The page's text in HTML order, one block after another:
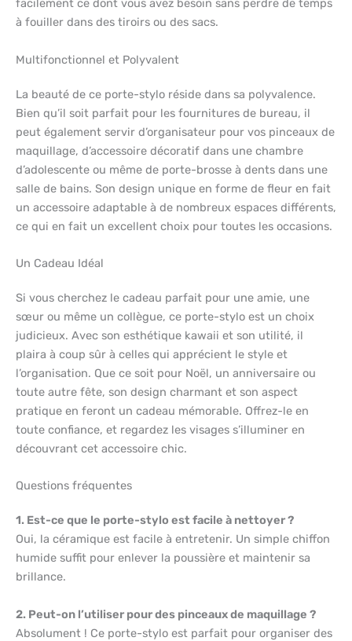
facilement ce dont vous avez besoin sans perdre de temps
à fouiller dans des tiroirs ou des sacs.
Multifonctionnel et Polyvalent
La beauté de ce porte-stylo réside dans sa polyvalence.
Bien qu’il soit parfait pour les fournitures de bureau, il
peut également servir d’organisateur pour vos pinceaux de
maquillage, d’accessoire décoratif dans une chambre
d’adolescente ou même de porte-brosse à dents dans une
salle de bains. Son design unique en forme de fleur en fait
un accessoire adaptable à de nombreux espaces différents,
ce qui en fait un excellent choix pour toutes les occasions.
Un Cadeau Idéal
Si vous cherchez le cadeau parfait pour une amie, une
sœur ou même un collègue, ce porte-stylo est un choix
judicieux. Avec son esthétique kawaii et son utilité, il
plaira à coup sûr à celles qui apprécient le style et
l’organisation. Que ce soit pour Noël, un anniversaire ou
toute autre fête, son design charmant et son aspect
pratique en feront un cadeau mémorable. Offrez-le en
toute confiance, et regardez les visages s’illuminer en
découvrant cet accessoire chic.
Questions fréquentes
1. Est-ce que le porte-stylo est facile à nettoyer ?
Oui, la céramique est facile à entretenir. Un simple chiffon
humide suffit pour enlever la poussière et maintenir sa
brillance.
2. Peut-on l’utiliser pour des pinceaux de maquillage ?
Absolument ! Ce porte-stylo est parfait pour organiser des